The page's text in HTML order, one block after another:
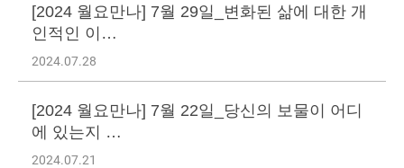
[2024 월요만나] 7월 29일_변화된 삶에 대한 개
인적인 이…
2024.07.28
[2024 월요만나] 7월 22일_당신의 보물이 어디
에 있는지 …
2024.07.21